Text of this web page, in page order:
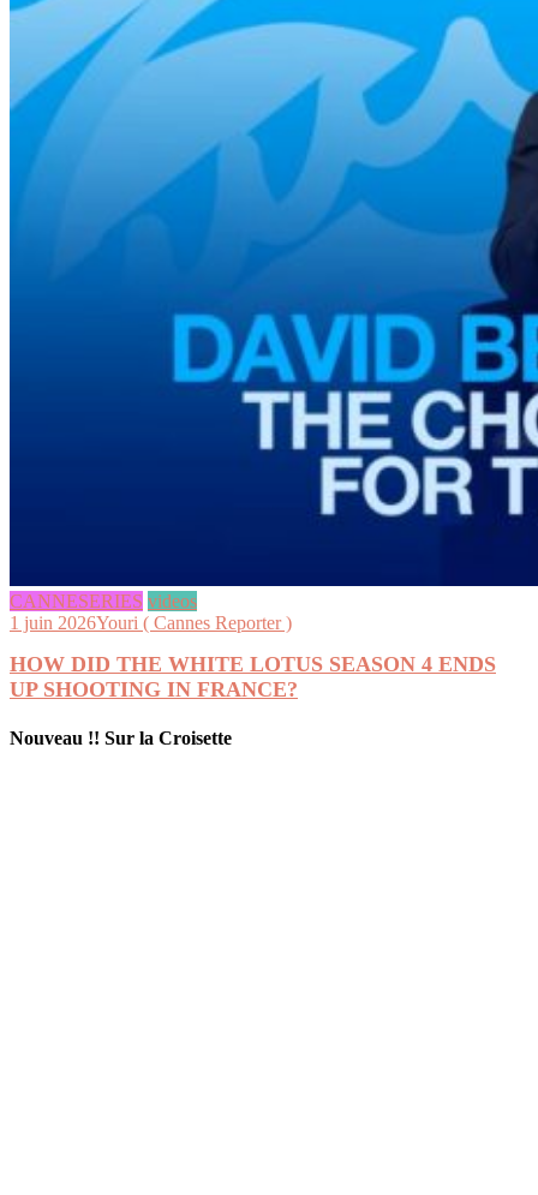
CANNESERIES videos
1 juin 2026Youri ( Cannes Reporter )
HOW DID THE WHITE LOTUS SEASON 4 ENDS
UP SHOOTING IN FRANCE?
Nouveau !! Sur la Croisette